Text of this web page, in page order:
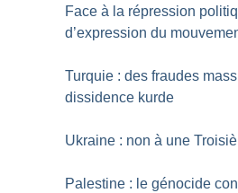
Face à la répression
d’expression du
Turquie : des fraudes
dissidence kurde
Ukraine : non à une
Palestine : le génocide